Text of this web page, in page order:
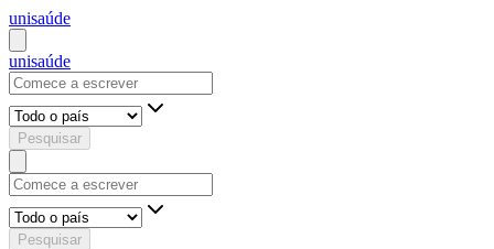
unisaúde
unisaúde
Pesquisar
Pesquisar